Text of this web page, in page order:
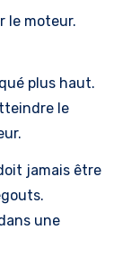
le moteur.
plus haut.
le
jamais être
une